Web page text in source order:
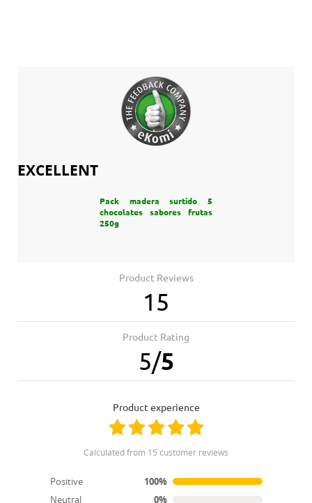
EXCELLENT
Pack madera surtido 5
chocolates sabores frutas
250g
Product Reviews
15
Product Rating
5/5
product experience
calculated from 15 customer reviews
Positive
100%
Neutral
0%